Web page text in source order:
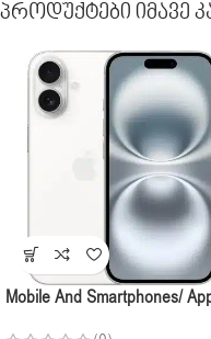
Პროდუქტები Იმავე
Mobile And Smartphones/